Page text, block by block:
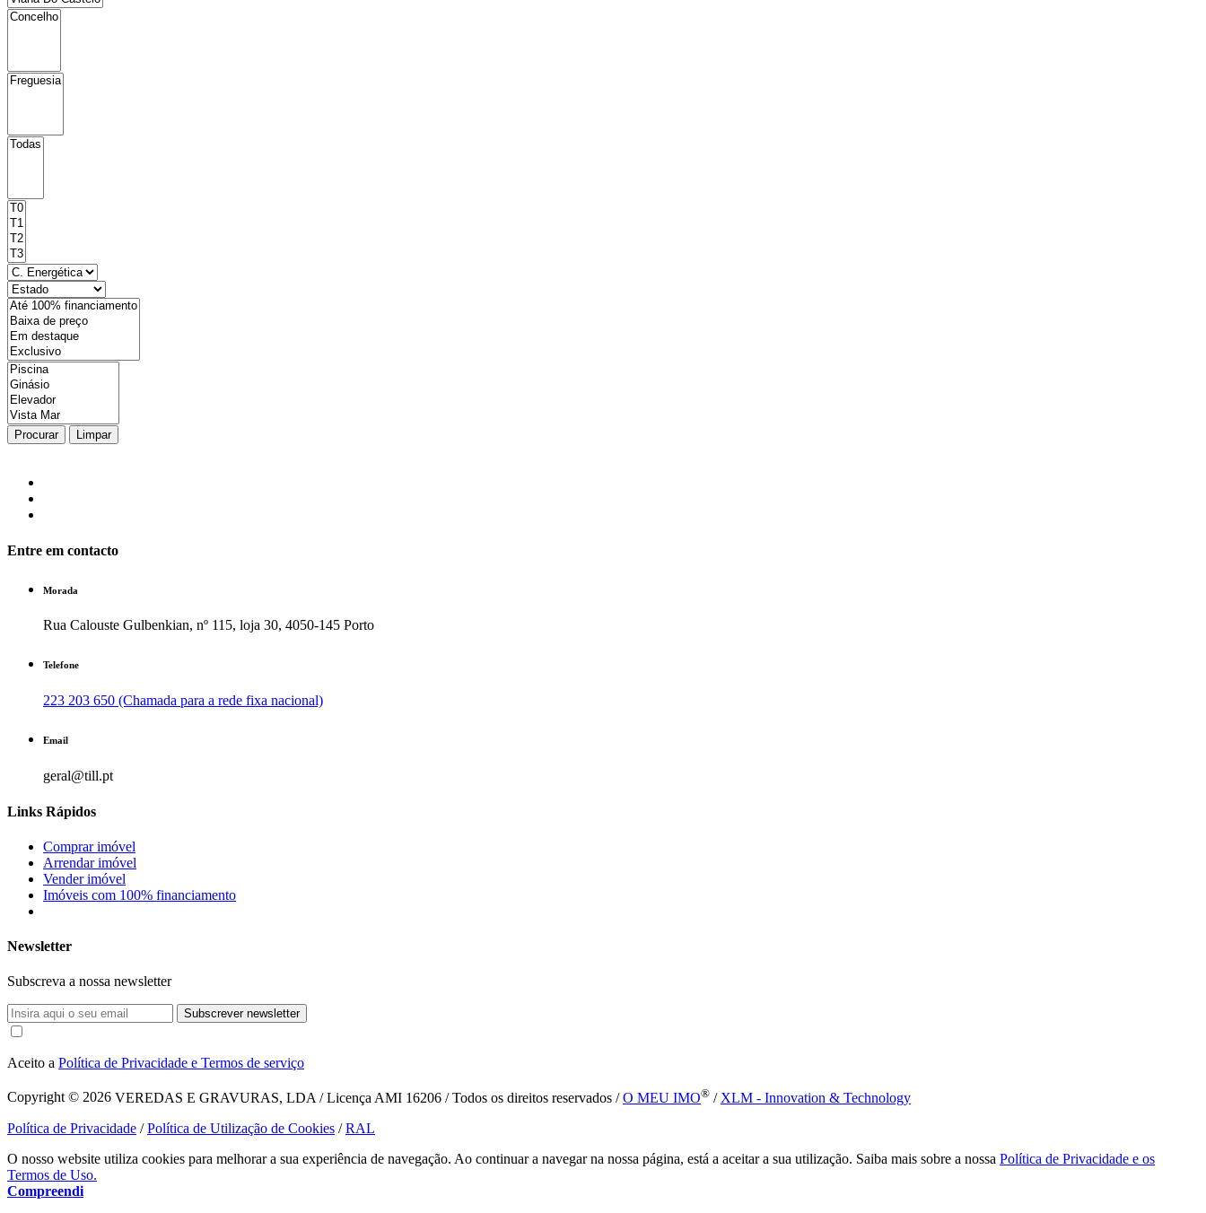
Procurar Limpar
Entre em contacto
Morada
Rua Calouste Gulbenkian, nº 115, loja 30, 4050-145 Porto
Telefone
223 203 650 (Chamada para a rede fixa nacional)
Email
geral@till.pt
Links Rápidos
Comprar imóvel
Arrendar imóvel
Vender imóvel
Imóveis com 100% financiamento
Newsletter
Subscreva a nossa newsletter
Subscrever newsletter
Aceito a Política de Privacidade e Termos de serviço
Copyright © 2026 VEREDAS E GRAVURAS, LDA / Licença AMI 16206 / Todos os direitos reservados /O MEU IMO® / XLM - Innovation & Technology
Política de Privacidade /Política de Utilização de Cookies /RAL
O nosso website utiliza cookies para melhorar a sua experiência de navegação. Ao continuar a navegar na nossa página, está a aceitar a sua utilização. Saiba mais sobre a nossa Política de Privacidade e os
Termos de Uso.
Compreendi